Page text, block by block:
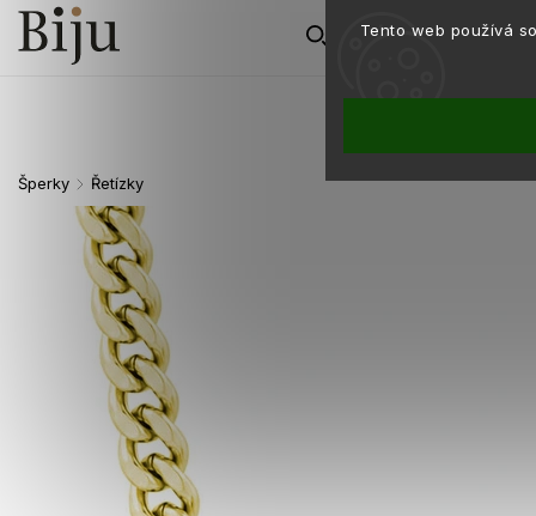
Tento web používá
Šperky / Řetízky